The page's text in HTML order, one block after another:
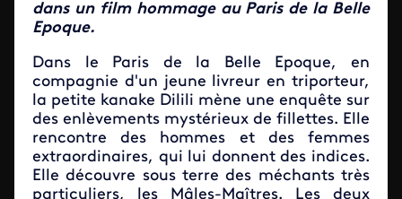
dans un film hommage au Paris de la Belle
Epoque.
Dans le Paris de la Belle Epoque, en
compagnie d'un jeune livreur en triporteur,
la petite kanake Dilili mène une enquête sur
des enlèvements mystérieux de fillettes. Elle
rencontre des hommes et des femmes
extraordinaires, qui lui donnent des indices.
Elle découvre sous terre des méchants très
particuliers, les Mâles-Maîtres. Les deux